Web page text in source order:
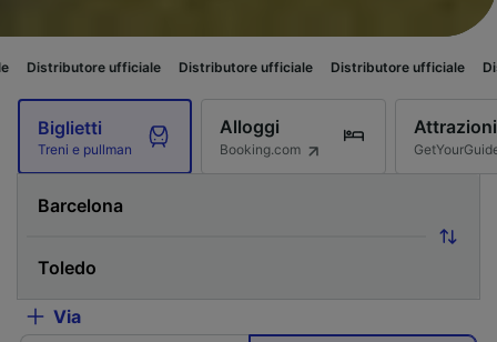
ufficiale Distributore ufficiale Distributore ufficiale Distributore
Biglietti
Treni e pullman
Alloggi
Booking.com
Attrazioni
Via